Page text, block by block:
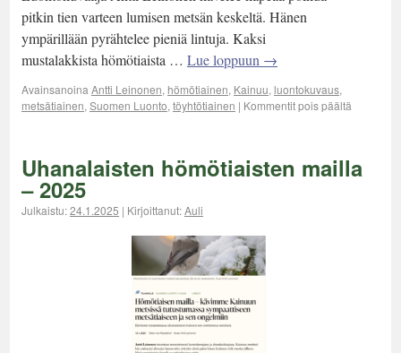
pitkin tien varteen lumisen metsän keskeltä. Hänen
ympärillään pyrähtelee pieniä lintuja. Kaksi
mustalakkista hömötiaista … Lue loppuun →
Avainsanoina Antti Leinonen, hömötiainen, Kainuu, luontokuvaus,
metsätiainen, Suomen Luonto, töyhtötiainen | Kommentit pois päältä
Uhanalaisten hömötiaisten mailla
– 2025
Julkaistu:24.1.2025 | Kirjoittanut:Auli